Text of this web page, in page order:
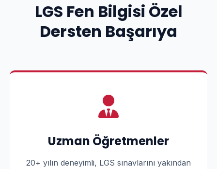
LGS Fen Bilgisi Özel
Dersten Başarıya
Uzman Öğretmenler
20+ yılın deneyimli, LGS sınavlarını yakından